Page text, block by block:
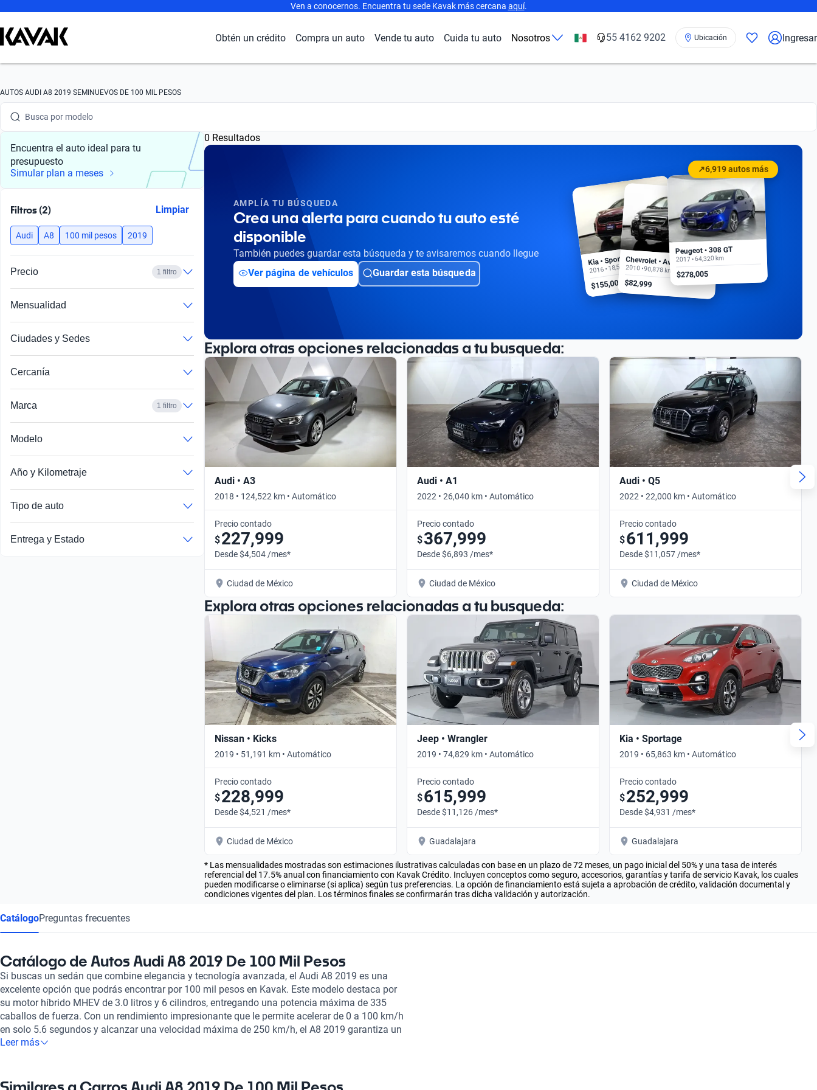
Ven a conocernos. Encuentra tu sede Kavak más cercana aquí.
Obtén un crédito Compra un auto Vende tu auto Cuida tu auto Nosotros 55 4162 9202 Ubicación Ingresar
AUTOS AUDI A8 2019 SEMINUEVOS DE 100 MIL PESOS
Busca por marca
Busca por modelo
Busca por versión
Busca por año
Busca por modelo
Busca por año
Encuentra el auto ideal para tu
presupuesto
Simular plan a meses
Filtros (2) Limpiar
Audi A8 100 mil pesos 2019
Precio 1 filtro
Mensualidad
Ciudades y Sedes
Cercanía
Marca 1 filtro
Modelo
Año y Kilometraje
Tipo de auto
Entrega y Estado
0 Resultados
AMPLÍA TU BÚSQUEDA
Crea una alerta para cuando tu auto esté
disponible
También puedes guardar esta búsqueda y te avisaremos cuando llegue
Ver página de vehículos
Guardar esta búsqueda
↗6,919 autos más
Kia • Sportage EX
2016 • 18,500 km
$155,000
Chevrolet • Aveo
2010 • 90,878 km
$82,999
Peugeot • 308 GT
2017 • 64,320 km
$278,005
Explora otras opciones relacionadas a tu busqueda:
Audi • A3
2018 • 124,522 km • Automático
Precio contado
$227,999
Desde $4,504 /mes*
Ciudad de México
Audi • A1
2022 • 26,040 km • Automático
Precio contado
$367,999
Desde $6,893 /mes*
Ciudad de México
Audi • Q5
2022 • 22,000 km • Automático
Precio contado
$611,999
Desde $11,057 /mes*
Ciudad de México
Explora otras opciones relacionadas a tu busqueda:
Nissan • Kicks
2019 • 51,191 km • Automático
Precio contado
$228,999
Desde $4,521 /mes*
Ciudad de México
Jeep • Wrangler
2019 • 74,829 km • Automático
Precio contado
$615,999
Desde $11,126 /mes*
Guadalajara
Kia • Sportage
2019 • 65,863 km • Automático
Precio contado
$252,999
Desde $4,931 /mes*
Guadalajara
* Las mensualidades mostradas son estimaciones ilustrativas calculadas con base en un plazo de 72 meses, un pago inicial del 50% y una tasa de interés
referencial del 17.5% anual con financiamiento con Kavak Crédito. Incluyen conceptos como seguro, accesorios, garantías y tarifa de servicio Kavak, los cuales
pueden modificarse o eliminarse (si aplica) según tus preferencias. La opción de financiamiento está sujeta a aprobación de crédito, validación documental y
condiciones vigentes del plan. Los términos finales se confirmarán tras dicha validación y autorización.
CatálogoPreguntas frecuentes
Catálogo de Autos Audi A8 2019 De 100 Mil Pesos
Si buscas un sedán que combine elegancia y tecnología avanzada, el Audi A8 2019 es una
excelente opción que podrás encontrar por 100 mil pesos en Kavak. Este modelo destaca por
su motor híbrido MHEV de 3.0 litros y 6 cilindros, entregando una potencia máxima de 335
caballos de fuerza. Con un rendimiento impresionante que le permite acelerar de 0 a 100 km/h
en solo 5.6 segundos y alcanzar una velocidad máxima de 250 km/h, el A8 2019 garantiza un
manejo emocionante y eficiente. El interior del Audi A8 es un verdadero placer, ofreciendo un
largos. Además, su consumo de combustible de 9.3 litros cada 100 km asegura que podrás
Leer más